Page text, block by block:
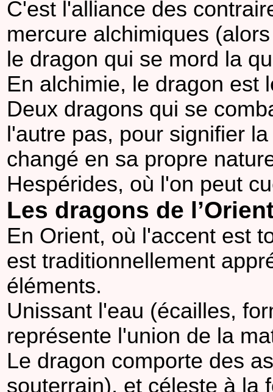
C'est l'alliance des
mercure alchimiques
le dragon qui se mord la
En alchimie, le dragon est
Deux dragons qui se
l'autre pas, pour signifier
changé en sa propre
Hespérides, où l'on peut
Les dragons de
En Orient, où l'accent est
est traditionnellement
éléments.
Unissant l'eau (écailles,
représente l'union de la
Le dragon comporte des
souterrain), et céleste à la